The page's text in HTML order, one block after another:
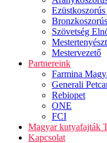
Szövetség
Mestervezető
Partnereink
Farmina
Generali
Rebiopet
ONE
FCI
Magyar kutyafajták
Kapcsolat